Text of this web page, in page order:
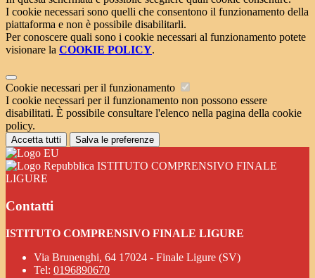
I cookie necessari sono quelli che consentono il funzionamento della
piattaforma e non è possibile disabilitarli.
Per conoscere quali sono i cookie necessari al funzionamento potete
visionare la COOKIE POLICY.
Cookie necessari per il funzionamento
I cookie necessari per il funzionamento non possono essere
disabilitati. È possibile consultare l'elenco nella pagina della cookie
policy.
Accetta tutti Salva le preferenze
ISTITUTO COMPRENSIVO FINALE
LIGURE
Contatti
ISTITUTO COMPRENSIVO FINALE LIGURE
Via Brunenghi, 64 17024 - Finale Ligure (SV)
Tel: 0196890670